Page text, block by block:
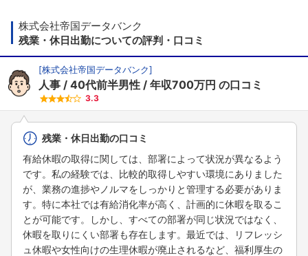
株式会社帝国データバンク
残業・休日出勤についての評判・口コミ
[株式会社帝国データバンク]
人事 40代前半男性 年収700万円 の口コミ
3.3
残業・休日出勤の口コミ
有給休暇の取得に関しては、部署によって状況が異なるよう
です。私の経験では、比較的取得しやすい環境にありました
が、業務の進捗やノルマをしっかりと管理する必要がありま
す。特に本社では有給消化率が高く、計画的に休暇を取るこ
とが可能です。しかし、すべての部署が同じ状況ではなく、
休暇を取りにくい部署も存在します。最近では、リフレッシ
ュ休暇や女性向けの生理休暇が廃止されるなど、福利厚生の